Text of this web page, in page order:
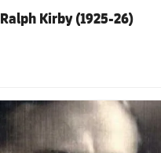
Ralph Kirby (1925-26)
FCB Barcelona badge